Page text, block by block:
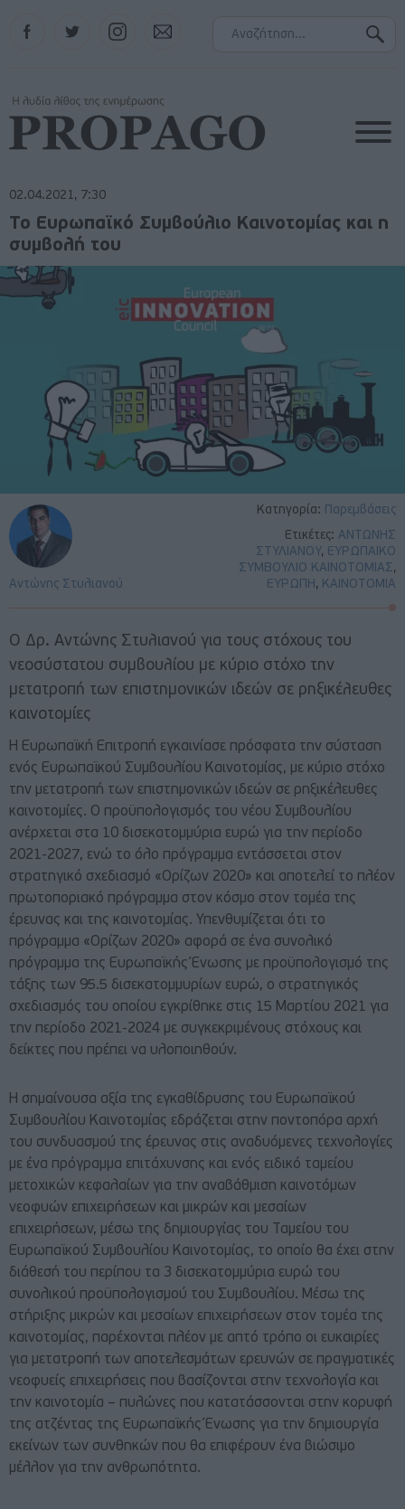
Instagram
02.04.2021, 7:30
Κατηγορία: Παρεμβάσεις
Ετικέτες: ΑΝΤΩΝΗΣ
ΣΤΥΛΙΑΝΟΥ, ΕΥΡΩΠΑΙΚΟ
ΣΥΜΒΟΥΛΙΟ ΚΑΙΝΟΤΟΜΙΑΣ,
ΕΥΡΩΠΗ, ΚΑΙΝΟΤΟΜΙΑ
Αντώνης Στυλιανού
Το Ευρωπαϊκό Συμβούλιο Καινοτομίας και η
συμβολή του
Ο Δρ. Αντώνης Στυλιανού για τους στόχους του
νεοσύστατου συμβουλίου με κύριο στόχο την
μετατροπή των επιστημονικών ιδεών σε ρηξικέλευθες
καινοτομίες
Η Ευρωπαϊκή Επιτροπή εγκαινίασε πρόσφατα την σύσταση
ενός Ευρωπαϊκού Συμβουλίου Καινοτομίας, με κύριο στόχο
την μετατροπή των επιστημονικών ιδεών σε ρηξικέλευθες
καινοτομίες. Ο προϋπολογισμός του νέου Συμβουλίου
ανέρχεται στα 10 δισεκατομμύρια ευρώ για την περίοδο
2021-2027, ενώ το όλο πρόγραμμα εντάσσεται στον
στρατηγικό σχεδιασμό «Ορίζων 2020» και αποτελεί το πλέον
πρωτοποριακό πρόγραμμα στον κόσμο στον τομέα της
έρευνας και της καινοτομίας. Υπενθυμίζεται ότι το
πρόγραμμα «Ορίζων 2020» αφορά σε ένα συνολικό
πρόγραμμα της Ευρωπαϊκής Ένωσης με προϋπολογισμό της
τάξης των 95.5 δισεκατομμυρίων ευρώ, ο στρατηγικός
σχεδιασμός του οποίου εγκρίθηκε στις 15 Μαρτίου 2021 για
την περίοδο 2021-2024 με συγκεκριμένους στόχους και
δείκτες που πρέπει να υλοποιηθούν.
Η σημαίνουσα αξία της εγκαθίδρυσης του Ευρωπαϊκού
Συμβουλίου Καινοτομίας εδράζεται στην ποντοπόρα αρχή
του συνδυασμού της έρευνας στις αναδυόμενες τεχνολογίες
με ένα πρόγραμμα επιτάχυνσης και ενός ειδικό ταμείου
μετοχικών κεφαλαίων για την αναβάθμιση καινοτόμων
νεοφυών επιχειρήσεων και μικρών και μεσαίων
επιχειρήσεων, μέσω της δημιουργίας του Ταμείου του
Ευρωπαϊκού Συμβουλίου Καινοτομίας, το οποίο θα έχει στην
διάθεσή του περίπου τα 3 δισεκατομμύρια ευρώ του
συνολικού προϋπολογισμού του Συμβουλίου. Μέσω της
στήριξης μικρών και μεσαίων επιχειρήσεων στον τομέα της
καινοτομίας, παρέχονται πλέον με απτό τρόπο οι ευκαιρίες
για μετατροπή των αποτελεσμάτων ερευνών σε πραγματικές
νεοφυείς επιχειρήσεις που βασίζονται στην τεχνολογία και
την καινοτομία – πυλώνες που κατατάσσονται στην κορυφή
της ατζέντας της Ευρωπαϊκής Ένωσης για την δημιουργία
εκείνων των συνθηκών που θα επιφέρουν ένα βιώσιμο
μέλλον για την ανθρωπότητα.